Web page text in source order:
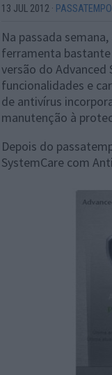
13 JUL 2012 ·
Na passada
ferramenta
versão do
funcionalidades e
de antivírus
manutenção à
Depois do
SystemCare com